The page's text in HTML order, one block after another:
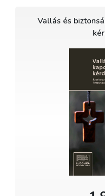
Vallás és